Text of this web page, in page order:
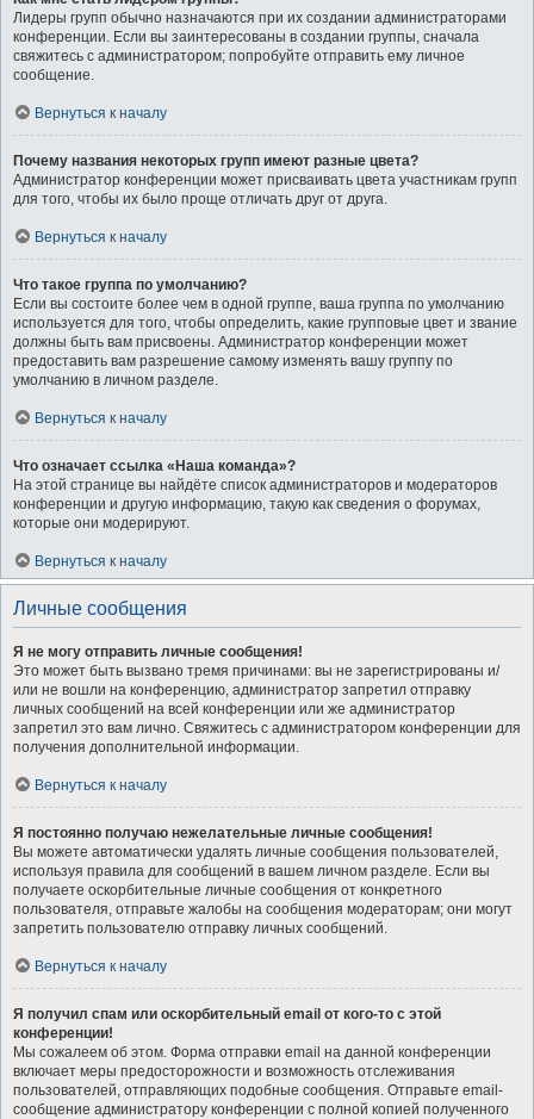
Лидеры групп обычно назначаются при их создании администраторами
конференции. Если вы заинтересованы в создании группы, сначала
свяжитесь с администратором; попробуйте отправить ему личное
сообщение.
Вернуться к началу
Почему названия некоторых групп имеют разные цвета?
Администратор конференции может присваивать цвета участникам групп
для того, чтобы их было проще отличать друг от друга.
Вернуться к началу
Что такое группа по умолчанию?
Если вы состоите более чем в одной группе, ваша группа по умолчанию
используется для того, чтобы определить, какие групповые цвет и звание
должны быть вам присвоены. Администратор конференции может
предоставить вам разрешение самому изменять вашу группу по
умолчанию в личном разделе.
Вернуться к началу
Что означает ссылка «Наша команда»?
На этой странице вы найдёте список администраторов и модераторов
конференции и другую информацию, такую как сведения о форумах,
которые они модерируют.
Вернуться к началу
Личные сообщения
Я не могу отправить личные сообщения!
Это может быть вызвано тремя причинами: вы не зарегистрированы и/
или не вошли на конференцию, администратор запретил отправку
личных сообщений на всей конференции или же администратор
запретил это вам лично. Свяжитесь с администратором конференции для
получения дополнительной информации.
Вернуться к началу
Я постоянно получаю нежелательные личные сообщения!
Вы можете автоматически удалять личные сообщения пользователей,
используя правила для сообщений в вашем личном разделе. Если вы
получаете оскорбительные личные сообщения от конкретного
пользователя, отправьте жалобы на сообщения модераторам; они могут
запретить пользователю отправку личных сообщений.
Вернуться к началу
Я получил спам или оскорбительный email от кого-то с этой
конференции!
Мы сожалеем об этом. Форма отправки email на данной конференции
включает меры предосторожности и возможность отслеживания
пользователей, отправляющих подобные сообщения. Отправьте email-
сообщение администратору конференции с полной копией полученного